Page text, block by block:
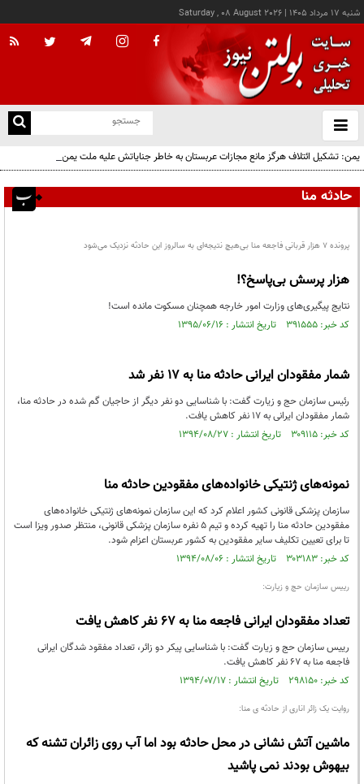
شنبه ۱۷ مرداد ۱۴۰۵ |
Saturday , 08 August 2026
باز
و
یمن: تشکیل ائتلاف هرگز مانع مجازات عربستان به خاطر جنایاتش علیه ملت یمن نخواهد شد
حادثه منا
پرونده 7 هزار قربانی فاجعه منا بی‌هیچ نتیجه‌ای به سالروز این حادثه نزدیک می‌شود
‌هزار پرسش بی‌پاسخ؟!
نتایج پیگیری‌های وزارت امور خارجه همچنان مسکوت مانده است!
کد خبر: ۳۹۱۵۵۵ تاریخ انتشار : ۱۳۹۵/۰۶/۱۶
شمار مفقودان ایرانی حادثه منا به 17 نفر شد
رئیس سازمان حج و زیارت گفت: با شناسایی دو نفر دیگر از حاجیان گم شده در حادثه منا،
شمار مفقودان ایرانی به 17 نفر کاهش یافت.
کد خبر: ۳۰۹۱۱۵ تاریخ انتشار : ۱۳۹۴/۰۸/۲۷
نمونه‌های ژنتیکی خانواده‌های مفقودین حادثه منا
سازمان پزشکی قانونی کشور اعلام کرد که این سازمان نمونه‌های ژنتیکی خانواده‌های
مفقودین حادثه منا را تهیه کرده و تیم 5 نفره سازمان پزشکی قانونی، منتظر صدور ویزا است
تا برای تعیین تکلیف سایر مفقودین به کشور عربستان اعزام شود.
کد خبر: ۳۰۳۱۸۳ تاریخ انتشار : ۱۳۹۴/۰۸/۰۶
رییس سازمان حج و زیارت:
تعداد مفقودان ایرانی فاجعه منا به ٦٧ نفر کاهش یافت
رییس سازمان حج و زیارت گفت: با شناسایی پیکر دو زائر، تعداد مفقود شدگان ایرانی
فاجعه منا به ٦٧ نفر کاهش یافت.
کد خبر: ۲۹۸۱۵۰ تاریخ انتشار : ۱۳۹۴/۰۷/۱۷
روایت یک زائر اناری از حادثه ی منا:
ماشین آتش نشانی در محل حادثه بود اما آب روی زائران تشنه که
بیهوش بودند نمی پاشید